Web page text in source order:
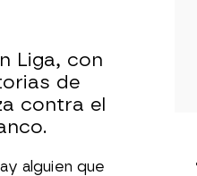
Liga, con
de
contra el
alguien que